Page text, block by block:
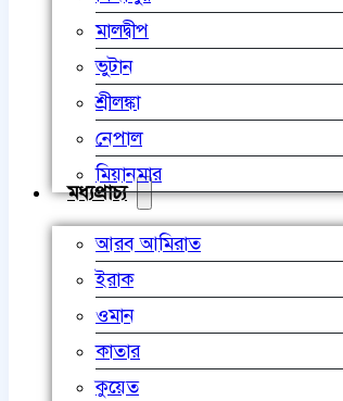
মালদ্বীপ
ভুটান
শ্রীলঙ্কা
নেপাল
মিয়ানমার
মধ্যপ্রাচ্য
আরব আমিরাত
ইরাক
ওমান
কাতার
কুয়েত